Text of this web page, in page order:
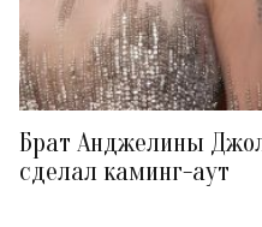
Брат Анджелины
сделал каминг-аут